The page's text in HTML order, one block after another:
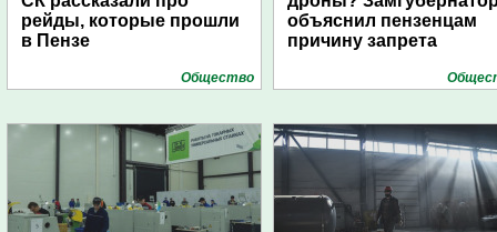
рейды, которые прошли
в Пензе
Общество
объяснил пензенцам
причину запрета